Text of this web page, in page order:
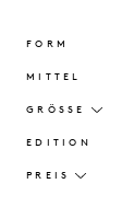
FORM
MITTEL
GRÖSSE
EDITION
PREIS